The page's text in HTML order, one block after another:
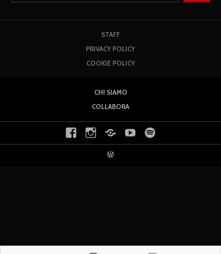
STAFF
PRIVACY POLICY
COOKIE POLICY
CHI SIAMO
COLLABORA